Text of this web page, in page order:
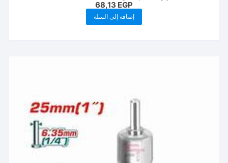
68,13 EGP
إضافة إلى السلة